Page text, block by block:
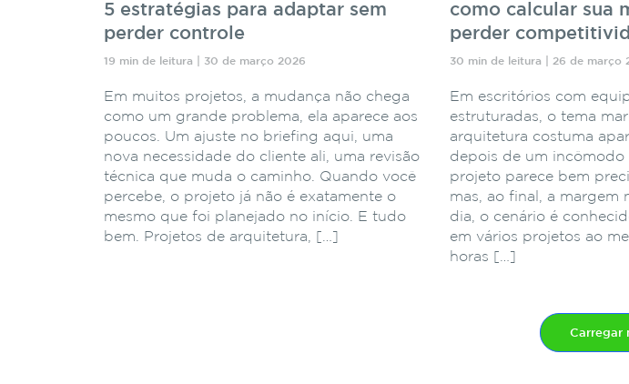
5 estratégias para adaptar sem
perder controle
19 min de leitura | 30 de março 2026
Em muitos projetos, a mudança não chega
como um grande problema, ela aparece aos
poucos. Um ajuste no briefing aqui, uma
nova necessidade do cliente ali, uma revisão
técnica que muda o caminho. Quando você
percebe, o projeto já não é exatamente o
mesmo que foi planejado no início. E tudo
bem. Projetos de arquitetura, […]
como calcular sua
perder
30 min de leitura | 26 de março
Em escritórios com
estruturadas, o tema
arquitetura costuma
depois de um incômodo
projeto parece bem
mas, ao final, a margem
dia, o cenário é
em vários projetos ao
horas […]
Carregar